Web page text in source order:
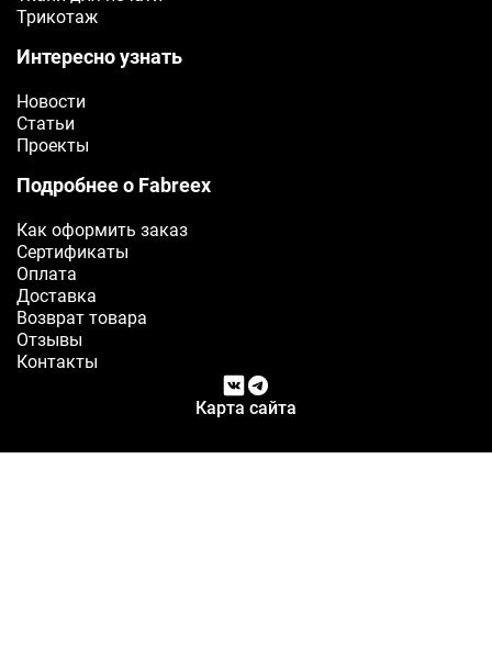
Трикотаж
Интересно узнать
Новости
Статьи
Проекты
Подробнее о Fabreex
Как оформить заказ
Сертификаты
Оплата
Доставка
Возврат товара
Отзывы
Контакты
Карта сайта